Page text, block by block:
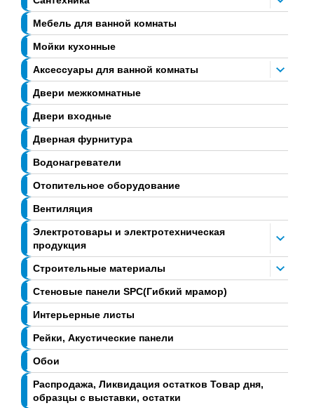
Мебель для ванной комнаты
Мойки кухонные
Аксессуары для ванной комнаты
Двери межкомнатные
Двери входные
Дверная фурнитура
Водонагреватели
Отопительное оборудование
Вентиляция
Электротовары и электротехническая
продукция
Строительные материалы
Стеновые панели SPC(Гибкий мрамор)
Интерьерные листы
Рейки, Акустические панели
Обои
Распродажа, Ликвидация остатков Товар дня,
образцы с выставки, остатки